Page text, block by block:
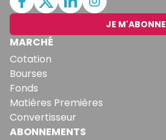
JE M'ABONNE
MARCHÉ
Cotation
Bourses
Fonds
Matières Premières
Convertisseur
ABONNEMENTS